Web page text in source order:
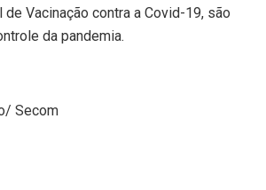
de Vacinação contra a Covid-19, são
da pandemia.
Secom